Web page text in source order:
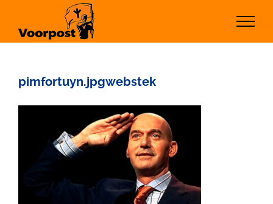
inhoud
pimfortuyn.jpgwebstek